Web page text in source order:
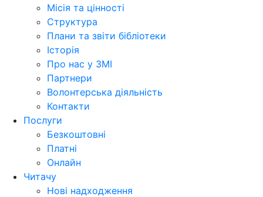
Місія та цінності
Структура
Плани та звіти бібліотеки
Історія
Про нас у ЗМІ
Партнери
Волонтерська діяльність
Контакти
Послуги
Безкоштовні
Платні
Онлайн
Читачу
Нові надходження